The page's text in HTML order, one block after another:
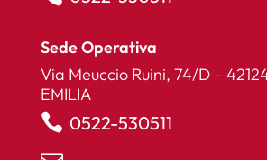
Sede Operativa
Via Meuccio Ruini, 74/D –
EMILIA
 0522-530511